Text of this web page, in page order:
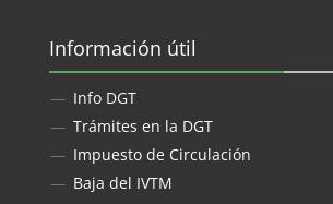
Información útil
Info DGT
Trámites en la DGT
Impuesto de Circulación
Baja del IVTM